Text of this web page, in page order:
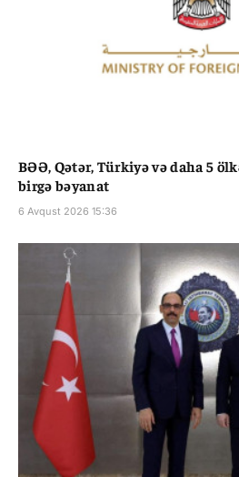
BƏƏ, Qətər, Türkiyə və daha 5
birgə bəyanat
6 Avqust 2026 15:36